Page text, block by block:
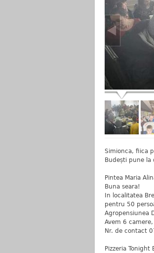
Simionca, fiica
Budești pune la
Pintea Maria
Buna seara!
In localitatea
pentru 50
Agropensiunea
Avem 6
Nr. de contact
Pizzeria